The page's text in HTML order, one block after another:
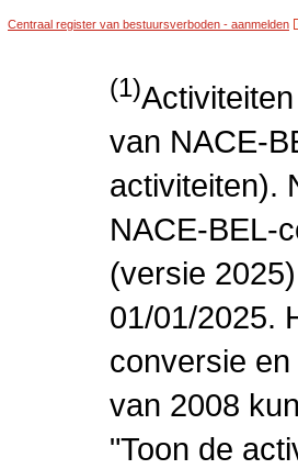
Centraal register van bestuursverboden - aanmelden
(1)
van NACE-
activiteiten).
NACE-BEL-
(versie
01/01/2025.
conversie
van 2008
"Toon de